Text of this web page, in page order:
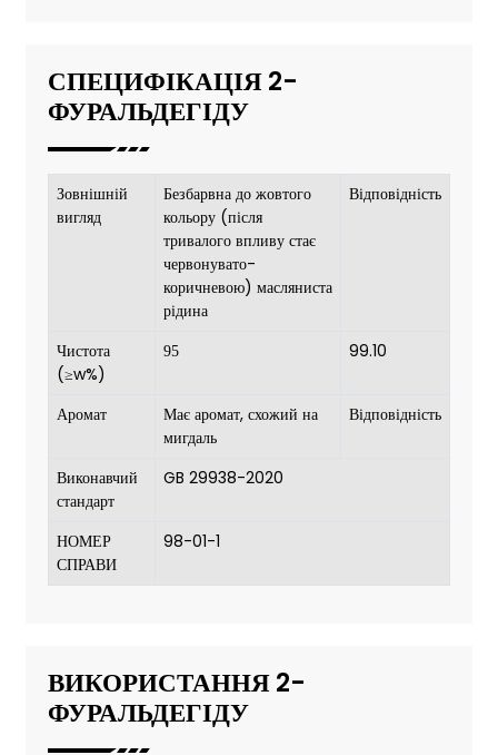
СПЕЦИФІКАЦІЯ 2-
ФУРАЛЬДЕГІДУ
Зовнішній
вигляд
Безбарвна до жовтого
кольору (після
тривалого впливу стає
червонувато-
коричневою) масляниста
рідина
Відповідність
Чистота
(≥w%)
95 99.10
Аромат
Має аромат, схожий на
мигдаль
Відповідність
Виконавчий
стандарт
GB 29938-2020
НОМЕР
СПРАВИ
98-01-1
ВИКОРИСТАННЯ 2-
ФУРАЛЬДЕГІДУ